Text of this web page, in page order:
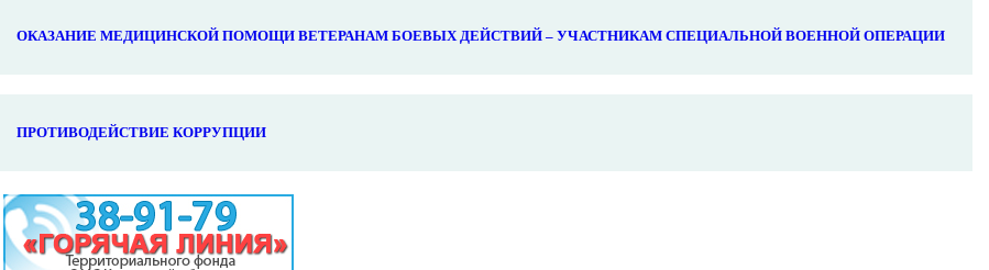
ОКАЗАНИЕ МЕДИЦИНСКОЙ ПОМОЩИ ВЕТЕРАНАМ БОЕВЫХ ДЕЙСТВИЙ – УЧАСТНИКАМ СПЕЦИАЛЬНОЙ ВОЕННОЙ ОПЕРАЦИИ
ПРОТИВОДЕЙСТВИЕ КОРРУПЦИИ